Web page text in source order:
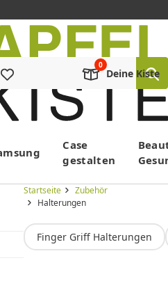
Deine Kiste
Case
gestalten
Startseite
Zubehör
Halterungen
Finger Griff Halterungen